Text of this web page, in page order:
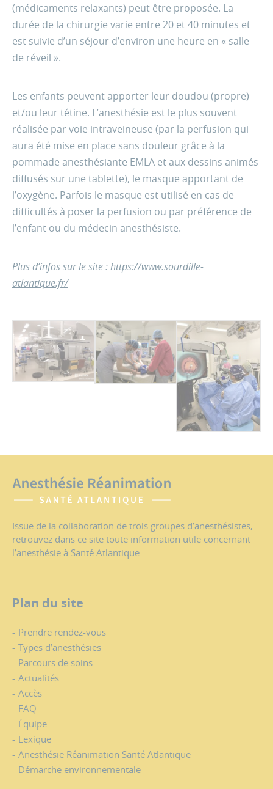
(médicaments relaxants) peut être proposée. La
durée de la chirurgie varie entre 20 et 40 minutes et
est suivie d’un séjour d’environ une heure en « salle
de réveil ».
Les enfants peuvent apporter leur doudou (propre)
et/ou leur tétine. L’anesthésie est le plus souvent
réalisée par voie intraveineuse (par la perfusion qui
aura été mise en place sans douleur grâce à la
pommade anesthésiante EMLA et aux dessins animés
diffusés sur une tablette), le masque apportant de
l’oxygène. Parfois le masque est utilisé en cas de
difficultés à poser la perfusion ou par préférence de
l’enfant ou du médecin anesthésiste.
Plus d’infos sur le site :https://www.sourdille-
atlantique.fr/
Issue de la collaboration de trois groupes d’anesthésistes,
retrouvez dans ce site toute information utile concernant
l’anesthésie à Santé Atlantique.
Plan du site
Prendre rendez-vous
Types d’anesthésies
Parcours de soins
Actualités
Accès
FAQ
Équipe
Lexique
Anesthésie Réanimation Santé Atlantique
Démarche environnementale